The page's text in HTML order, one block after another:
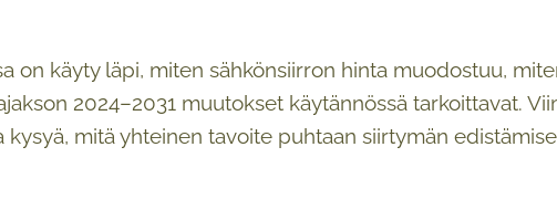
on käyty läpi, miten sähkönsiirron hinta muodostuu,
2024–2031 muutokset käytännössä tarkoittavat.
kysyä, mitä yhteinen tavoite puhtaan siirtymän